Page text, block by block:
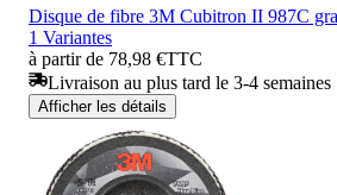
Disque de fibre 3M Cubitron II 987C
1 Variantes
à partir de 78,98 €TTC
Livraison au plus tard le 3-4 semaines
Afficher les détails